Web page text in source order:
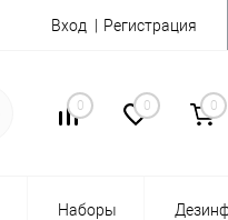
Вход Регистрация
0 0 0
Наборы